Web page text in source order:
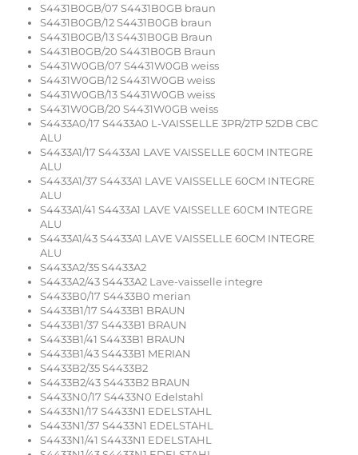
S4431B0GB/07 S4431B0GB braun
S4431B0GB/12 S4431B0GB braun
S4431B0GB/13 S4431B0GB Braun
S4431B0GB/20 S4431B0GB Braun
S4431W0GB/07 S4431W0GB weiss
S4431W0GB/12 S4431W0GB weiss
S4431W0GB/13 S4431W0GB weiss
S4431W0GB/20 S4431W0GB weiss
S4433A0/17 S4433A0 L-VAISSELLE 3PR/2TP 52DB CBC
ALU
S4433A1/17 S4433A1 LAVE VAISSELLE 60CM INTEGRE
ALU
S4433A1/37 S4433A1 LAVE VAISSELLE 60CM INTEGRE
ALU
S4433A1/41 S4433A1 LAVE VAISSELLE 60CM INTEGRE
ALU
S4433A1/43 S4433A1 LAVE VAISSELLE 60CM INTEGRE
ALU
S4433A2/35 S4433A2
S4433A2/43 S4433A2 Lave-vaisselle integre
S4433B0/17 S4433B0 merian
S4433B1/17 S4433B1 BRAUN
S4433B1/37 S4433B1 BRAUN
S4433B1/41 S4433B1 BRAUN
S4433B1/43 S4433B1 MERIAN
S4433B2/35 S4433B2
S4433B2/43 S4433B2 BRAUN
S4433N0/17 S4433N0 Edelstahl
S4433N1/17 S4433N1 EDELSTAHL
S4433N1/37 S4433N1 EDELSTAHL
S4433N1/41 S4433N1 EDELSTAHL